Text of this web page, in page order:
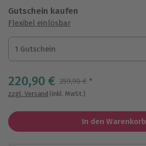
Gutschein kaufen
Flexibel einlösbar
1 Gutschein
1 Gutschein
1 Gutschein
220,90 € Streichpreis
259,90 € *
zzgl. Versand (inkl. MwSt.)
In den Warenkorb